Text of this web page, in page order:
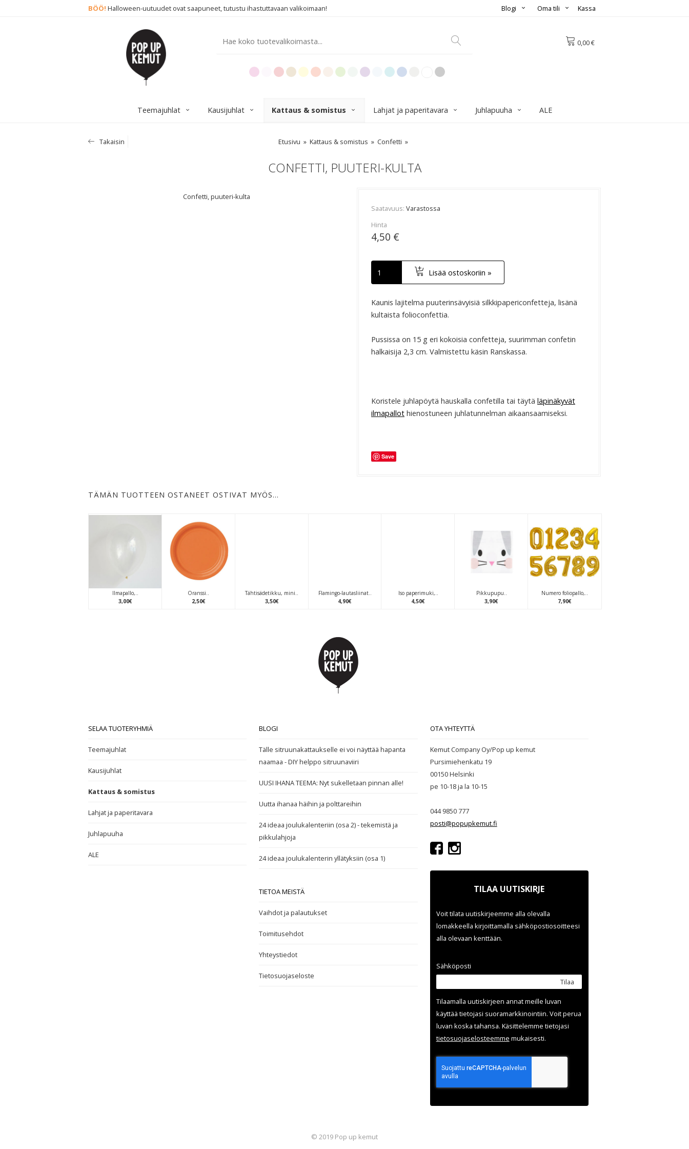
BÖÖ! Halloween-uutuudet ovat saapuneet, tutustu ihastuttavaan valikoimaan! Kassa
Oma tili
Blogi
0,00 €
Teemajuhlat Kausijuhlat Kattaus & somistus Lahjat ja paperitavara Juhlapuuha ALE
Takaisin Etusivu Kattaus & somistus Confetti
CONFETTI, PUUTERI-KULTA
Confetti, puuteri-kulta
Saatavuus Varastossa
Hinta
4,50 €
Lisää ostoskoriin »
Kaunis lajitelma puuterinsävyisiä silkkipapericonfetteja, lisänä
kultaista folioconfettia.
Pussissa on 15 g eri kokoisia confetteja, suurimman confetin
halkaisija 2,3 cm. Valmistettu käsin Ranskassa.
Koristele juhlapöytä hauskalla confetilla tai täytä läpinäkyvät
ilmapallot hienostuneen juhlatunnelman aikaansaamiseksi.
Save
TÄMÄN TUOTTEEN OSTANEET OSTIVAT MYÖS…
Ilmapallo,..
3,00€
Oranssi..
2,50€
Tähtisädetikku, mini..
3,50€
Flamingo-lautasliinat..
4,90€
Iso paperimuki,..
4,50€
Pikkupupu..
3,90€
Numero foliopallo,..
7,90€
SELAA TUOTERYHMIÄ
Teemajuhlat
Kausijuhlat
Kattaus & somistus
Lahjat ja paperitavara
Juhlapuuha
ALE
BLOGI
Tälle sitruunakattaukselle ei voi näyttää hapanta
naamaa - DIY helppo sitruunaviiri
UUSI IHANA TEEMA: Nyt sukelletaan pinnan alle!
Uutta ihanaa häihin ja polttareihin
24 ideaa joulukalenteriin (osa 2) - tekemistä ja
pikkulahjoja
24 ideaa joulukalenterin yllätyksiin (osa 1)
TIETOA MEISTÄ
Vaihdot ja palautukset
Toimitusehdot
Yhteystiedot
Tietosuojaseloste
OTA YHTEYTTÄ
Kemut Company Oy/Pop up kemut
Pursimiehenkatu 19
00150 Helsinki
pe 10-18ja la 10-15
044 9850 777
posti@popupkemut.fi
TILAA UUTISKIRJE
Voit tilata uutiskirjeemme alla olevalla
lomakkeella kirjoittamalla sähköpostiosoitteesi
alla olevaan kenttään.
Sähköposti
Tilaa
Tilaamalla uutis­kirjeen annat meille luvan
käyttää tietojasi suora­markkinointiin. Voit perua
luvan koska tahansa. Käsittelemme tietojasi
tieto­suoja­selosteemme mukaisesti.
© 2019 Pop up kemut